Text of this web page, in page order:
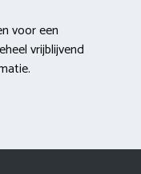
voor een
vrijblijvend